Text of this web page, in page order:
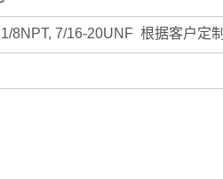
8NPT, 7/16-20UNF 根据客户定制